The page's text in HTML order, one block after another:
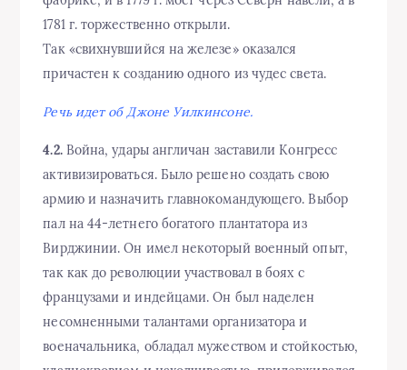
1781 г. торжественно открыли.
Так «свихнувшийся на железе» оказался
причастен к созданию одного из чудес света.
Речь идет об Джоне Уилкинсоне.
4.2.Война, удары англичан заставили Конгресс
активизироваться. Было решено создать свою
армию и назначить главнокомандующего. Выбор
пал на 44-летнего богатого плантатора из
Вирджинии. Он имел некоторый военный опыт,
так как до революции участвовал в боях с
французами и индейцами. Он был наделен
несомненными талантами организатора и
военачальника, обладал мужеством и стойкостью,